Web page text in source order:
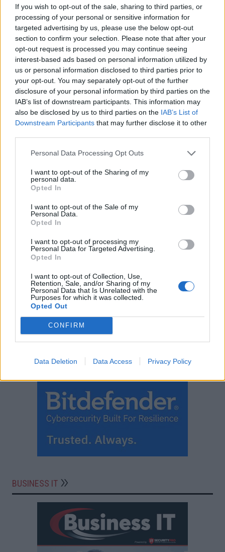
If you wish to opt-out of the sale, sharing to third parties, or
processing of your personal or sensitive information for
targeted advertising by us, please use the below opt-out
section to confirm your selection. Please note that after your
opt-out request is processed you may continue seeing
interest-based ads based on personal information utilized by
us or personal information disclosed to third parties prior to
your opt-out. You may separately opt-out of the further
disclosure of your personal information by third parties on the
IAB’s list of downstream participants. This information may
also be disclosed by us to third parties on the IAB’s List of
Downstream Participants that may further disclose it to other
Personal Data Processing Opt Outs
I want to opt-out of the Sharing of my
personal data.
Opted In
I want to opt-out of the Sale of my
Personal Data.
Opted In
I want to opt-out of processing my
Personal Data for Targeted Advertising.
Opted In
I want to opt-out of Collection, Use,
Retention, Sale, and/or Sharing of my
Personal Data that Is Unrelated with the
Purposes for which it was collected.
Opted Out
CONFIRM
Data Deletion Data Access Privacy Policy
BUSINESS IT